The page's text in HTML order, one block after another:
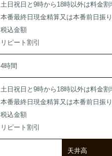
土日祝日と9時から18時以外は料金割
本番最終日現金精算又は本番前日振
税込金額
リピート割引
4時間
土日祝日と9時から18時以外は料金割
本番最終日現金精算又は本番前日振
税込金額
リピート割引
天井高